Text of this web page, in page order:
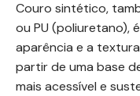
Couro sintético,
ou PU (poliuretano),
aparência e a
partir de uma base
mais acessível e